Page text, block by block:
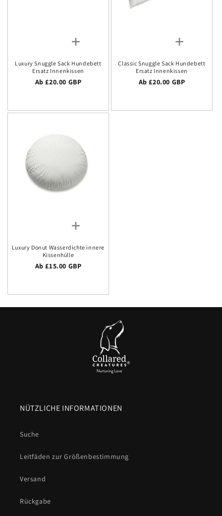
Luxury Snuggle Sack Hundebett
Ersatz Innenkissen
Regulärer Preis
Ab £20.00 GBP
Classic Snuggle Sack Hundebett
Ersatz Innenkissen
Regulärer Preis
Ab £20.00 GBP
Luxury Donut Wasserdichte innere
Kissenhülle
Regulärer Preis
Ab £15.00 GBP
NÜTZLICHE INFORMATIONEN
Suche
Leitfäden zur Größenbestimmung
Versand
Rückgabe